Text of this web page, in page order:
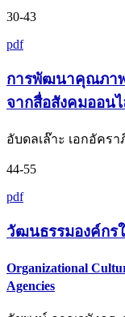
30-43
pdf
การพัฒนาคุณภาพ
จากสื่อสังคมออน
อับดลเล๊าะ เอกอัคร
44-55
pdf
วัฒนธรรมองค์กร
Organizational
Agencies